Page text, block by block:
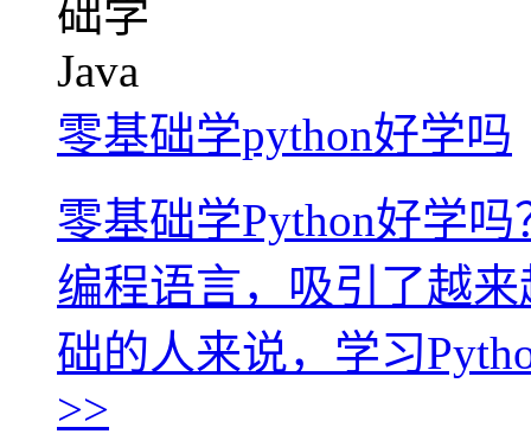
零基础学python好学吗
零基础学Python好学
编程语言，吸引了越
础的人来说，学习
>>